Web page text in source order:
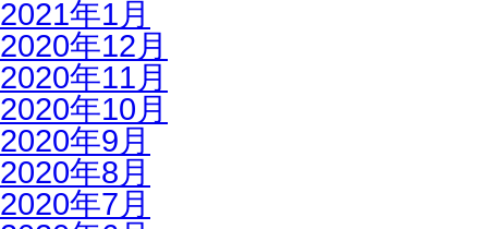
2021年1月
2020年12月
2020年11月
2020年10月
2020年9月
2020年8月
2020年7月